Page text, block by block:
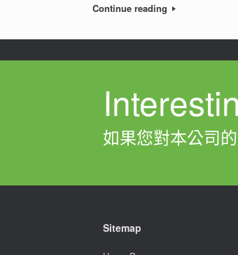
Continue reading
如果您對本公司
Sitemap